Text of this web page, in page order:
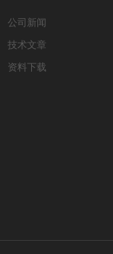
公司新闻
技术文章
资料下载